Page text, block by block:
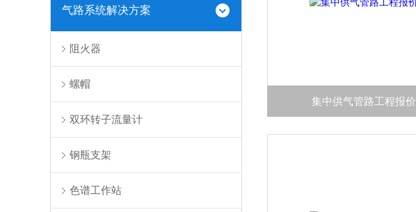
气路系统解决方案
阻火器
螺帽
双环转子流量计
钢瓶支架
色谱工作站
集中供气管路工程报价